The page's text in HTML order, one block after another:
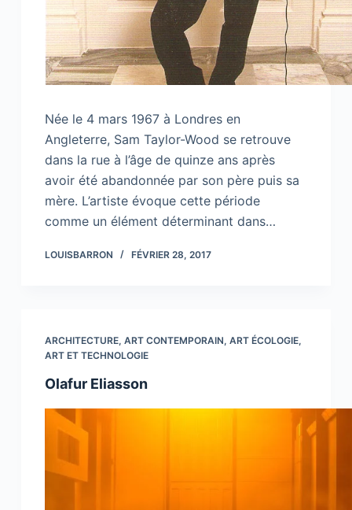
Née le 4 mars 1967 à Londres en
Angleterre, Sam Taylor-Wood se retrouve
dans la rue à l’âge de quinze ans après
avoir été abandonnée par son père puis sa
mère. L’artiste évoque cette période
comme un élément déterminant dans…
LOUISBARRON FÉVRIER 28, 2017
ARCHITECTURE, ART CONTEMPORAIN, ART ÉCOLOGIE,
ART ET TECHNOLOGIE
Olafur Eliasson